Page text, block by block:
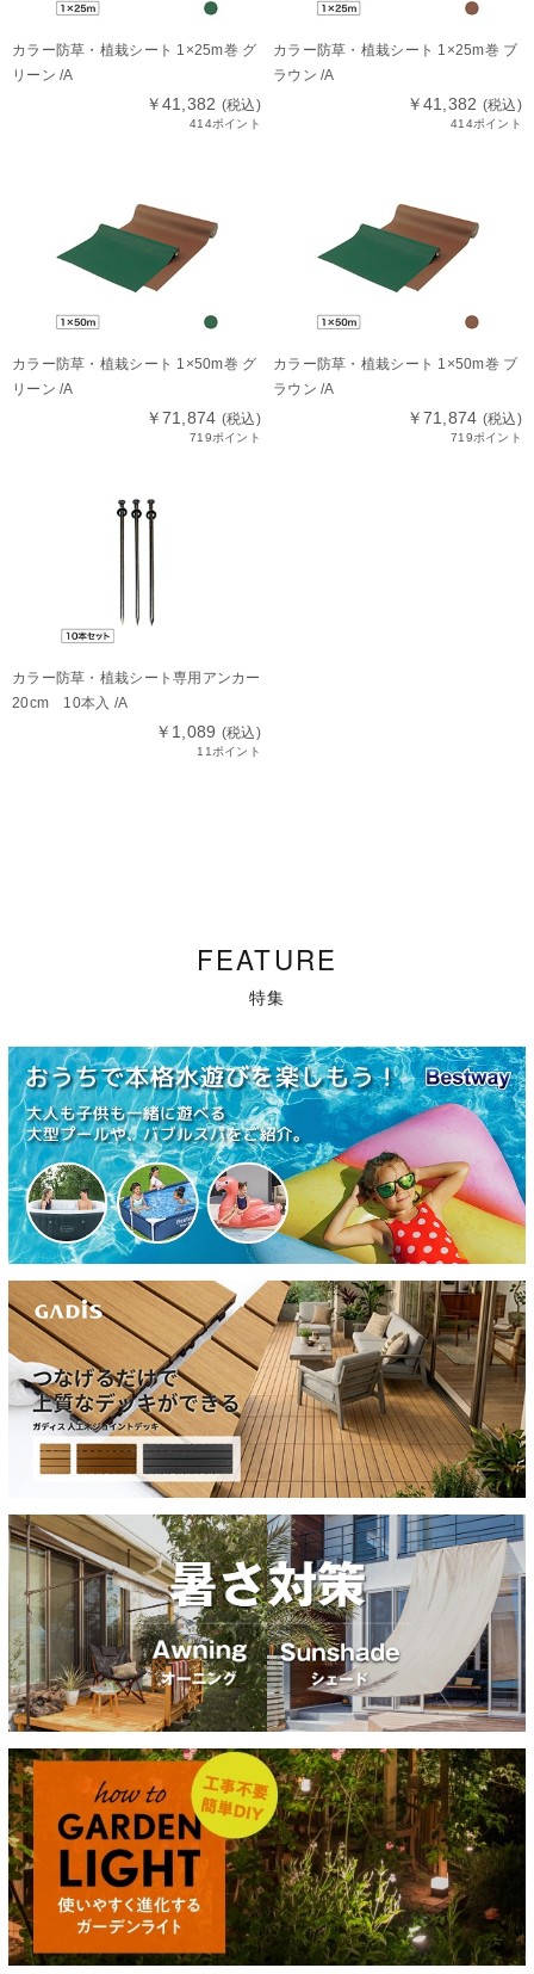
カラー防草・植栽シート 1×25m巻 グ
リーン /A
￥41,382 (税込)
414ポイント
カラー防草・植栽シート 1×25m巻 ブ
ラウン /A
￥41,382 (税込)
414ポイント
カラー防草・植栽シート 1×50m巻 グ
リーン /A
￥71,874 (税込)
719ポイント
カラー防草・植栽シート 1×50m巻 ブ
ラウン /A
￥71,874 (税込)
719ポイント
カラー防草・植栽シート専用アンカー
20cm 10本入 /A
￥1,089 (税込)
11ポイント
FEATURE
特集